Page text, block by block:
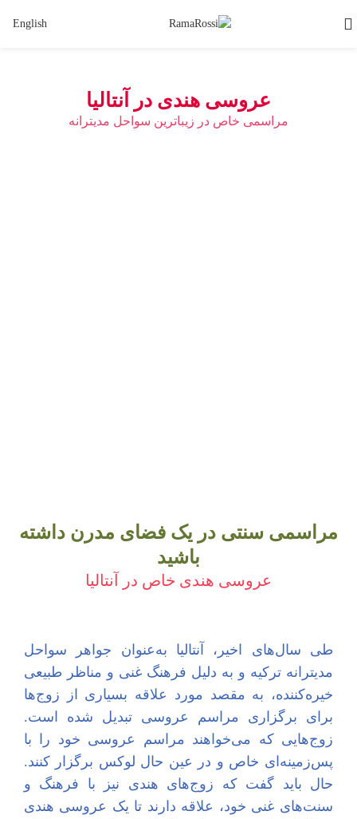
English
عروسی هندی در آنتالیا
مراسمی خاص در زیباترین سواحل مدیترانه
مراسمی سنتی در یک فضای مدرن داشته
باشید
عروسی هندی خاص در آنتالیا
طی سال‌های اخیر، آنتالیا به‌عنوان جواهر سواحل
مدیترانه ترکیه و به دلیل فرهنگ غنی و مناظر طبیعی
خیره‌کننده، به مقصد مورد علاقه بسیاری از زوج‌ها
برای برگزاری مراسم عروسی تبدیل شده است.
زوج‌هایی که می‌خواهند مراسم عروسی خود را با
پس‌زمینه‌ای خاص و در عین حال لوکس برگزار کنند.
حال باید گفت که زوج‌های هندی نیز با فرهنگ و
سنت‌های غنی خود، علاقه دارند تا یک عروسی هندی